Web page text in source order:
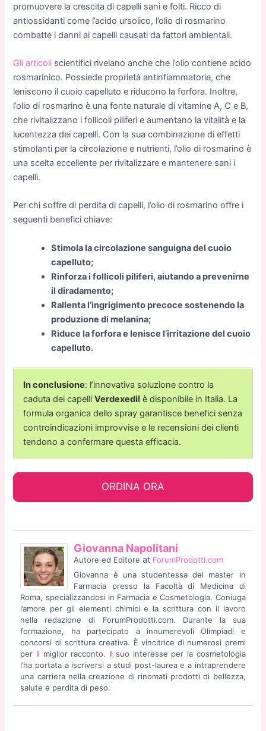
promuovere la crescita di capelli sani e folti. Ricco di
antiossidanti come l’acido ursolico, l’olio di rosmarino
combatte i danni ai capelli causati da fattori ambientali.
Gli articoli scientifici rivelano anche che l’olio contiene acido
rosmarinico. Possiede proprietà antinfiammatorie, che
leniscono il cuoio capelluto e riducono la forfora. Inoltre,
l’olio di rosmarino è una fonte naturale di vitamine A, C e B,
che rivitalizzano i follicoli piliferi e aumentano la vitalità e la
lucentezza dei capelli. Con la sua combinazione di effetti
stimolanti per la circolazione e nutrienti, l’olio di rosmarino è
una scelta eccellente per rivitalizzare e mantenere sani i
capelli.
Per chi soffre di perdita di capelli, l’olio di rosmarino offre i
seguenti benefici chiave:
Stimola la circolazione sanguigna del cuoio
capelluto;
Rinforza i follicoli piliferi, aiutando a prevenirne
il diradamento;
Rallenta l’ingrigimento precoce sostenendo la
produzione di melanina;
Riduce la forfora e lenisce l’irritazione del cuoio
capelluto.
In conclusione: l’innovativa soluzione contro la
caduta dei capelliVerdexedil è disponibile in Italia. La
formula organica dello spray garantisce benefici senza
controindicazioni improvvise e le recensioni dei clienti
tendono a confermare questa efficacia.
ORDINA ORA
Giovanna Napolitani
Autore ed Editore at ForumProdotti.com
Giovanna è una studentessa del master in
Farmacia presso la Facoltà di Medicina di
Roma, specializzandosi in Farmacia e Cosmetologia. Coniuga
l’amore per gli elementi chimici e la scrittura con il lavoro
nella redazione di ForumProdotti.com. Durante la sua
formazione, ha partecipato a innumerevoli Olimpiadi e
concorsi di scrittura creativa. È vincitrice di numerosi premi
per il miglior racconto. Il suo interesse per la cosmetologia
l’ha portata a iscriversi a studi post-laurea e a intraprendere
una carriera nella creazione di rinomati prodotti di bellezza,
salute e perdita di peso.